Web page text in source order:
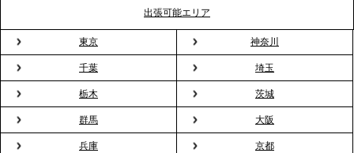
TBS「Nスタ」で、2ndTable「1DISH」の花見オー
ドブルが紹介されました
2026.3.23
プレスリリースのご案内｜入社式の“そのまま懇親
会”が企業で広がる。 新入社員の交流を支える『オフ
ィスケータリング』という新しい活用法
出張可能エリア
東京 神奈川
千葉 埼玉
栃木 茨城
群馬 大阪
兵庫 京都